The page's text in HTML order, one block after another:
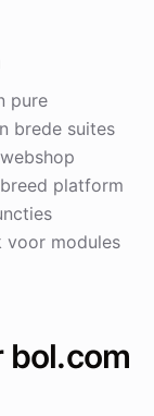
pure
brede suites
platform
voor modules
bol.com